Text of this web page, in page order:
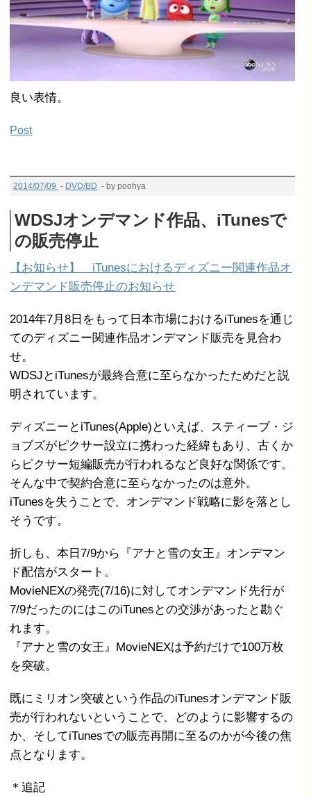
良い表情。
Post
2014/07/09 - DVD/BD - by poohya
WDSJオンデマンド作品、iTunesで
の販売停止
【お知らせ】 iTunesにおけるディズニー関連作品オ
ンデマンド販売停止のお知らせ
2014年7月8日をもって日本市場におけるiTunesを通じ
てのディズニー関連作品オンデマンド販売を見合わ
せ。
WDSJとiTunesが最終合意に至らなかったためだと説
明されています。
ディズニーとiTunes(Apple)といえば、スティーブ・ジ
ョブズがピクサー設立に携わった経緯もあり、古くか
らピクサー短編販売が行われるなど良好な関係です。
そんな中で契約合意に至らなかったのは意外。
iTunesを失うことで、オンデマンド戦略に影を落とし
そうです。
折しも、本日7/9から『アナと雪の女王』オンデマン
ド配信がスタート。
MovieNEXの発売(7/16)に対してオンデマンド先行が
7/9だったのにはこのiTunesとの交渉があったと勘ぐ
れます。
『アナと雪の女王』MovieNEXは予約だけで100万枚
を突破。
既にミリオン突破という作品のiTunesオンデマンド販
売が行われないということで、どのように影響するの
か、そしてiTunesでの販売再開に至るのかが今後の焦
点となります。
＊追記